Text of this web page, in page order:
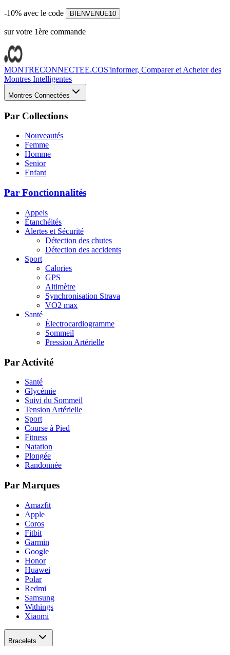
-10% avec le code BIENVENUE10
sur votre 1ère commande
MONTRECONNECTEE.COS'informer, Comparer et Acheter des
Montres Intelligentes
Montres Connectées
Par Collections
Nouveautés
Femme
Homme
Senior
Enfant
Par Fonctionnalités
Appels
Étanchéités
Alertes et Sécurité
Détection des chutes
Détection des accidents
Sport
Calories
GPS
Altimètre
Synchronisation Strava
VO2 max
Santé
Électrocardiogramme
Sommeil
Pression Artérielle
Par Activité
Santé
Glycémie
Suivi du Sommeil
Tension Artérielle
Sport
Course à Pied
Fitness
Natation
Plongée
Randonnée
Par Marques
Amazfit
Apple
Coros
Fitbit
Garmin
Google
Honor
Huawei
Polar
Redmi
Samsung
Withings
Xiaomi
Bracelets